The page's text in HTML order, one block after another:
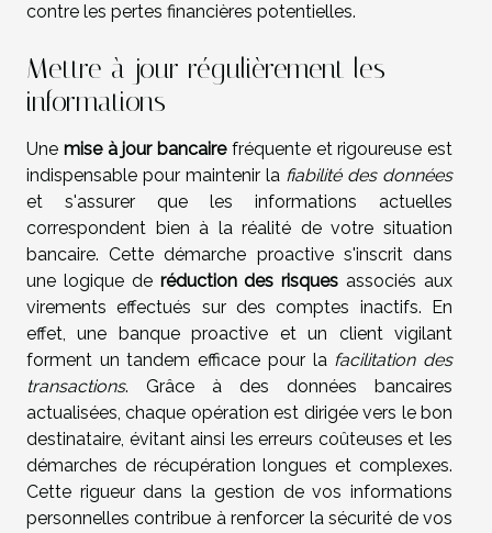
contre les pertes financières potentielles.
Mettre à jour régulièrement les
informations
Une mise à jour bancairefréquente et rigoureuse est
indispensable pour maintenir la fiabilité des données
et s'assurer que les informations actuelles
correspondent bien à la réalité de votre situation
bancaire. Cette démarche proactive s'inscrit dans
une logique de réduction des risques associés aux
virements effectués sur des comptes inactifs. En
effet, une banque proactive et un client vigilant
forment un tandem efficace pour la facilitation des
transactions. Grâce à des données bancaires
actualisées, chaque opération est dirigée vers le bon
destinataire, évitant ainsi les erreurs coûteuses et les
démarches de récupération longues et complexes.
Cette rigueur dans la gestion de vos informations
personnelles contribue à renforcer la sécurité de vos